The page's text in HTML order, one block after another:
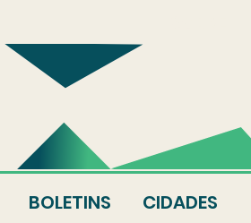
CIDADES
BOLETINS